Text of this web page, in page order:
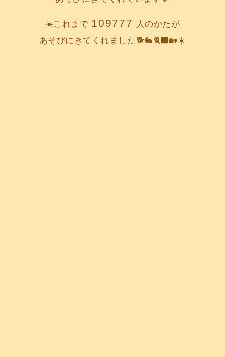
☀️これまで 109777
人のかたが
あそびにきてくれました🐕️🐇🐈‍⬛🏡☀️